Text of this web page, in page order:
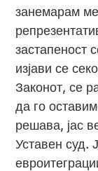
занемарам
застапеност
изјави се
Законот, се
да го
решава, јас
Уставен суд.